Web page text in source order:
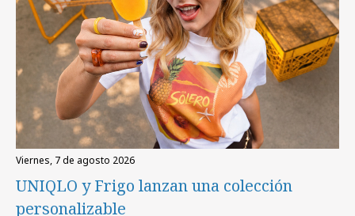
viernes, 7 de agosto 2026
UNIQLO y Frigo lanzan una colección
personalizable